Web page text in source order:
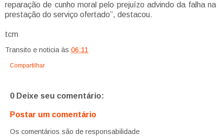
reparação de cunho moral pelo prejuízo advindo da falha na
prestação do serviço ofertado”, destacou.
tcm
Transito e noticia às 06:11
Compartilhar
0 Deixe seu comentário:
Postar um comentário
Os comentários são de responsabilidade